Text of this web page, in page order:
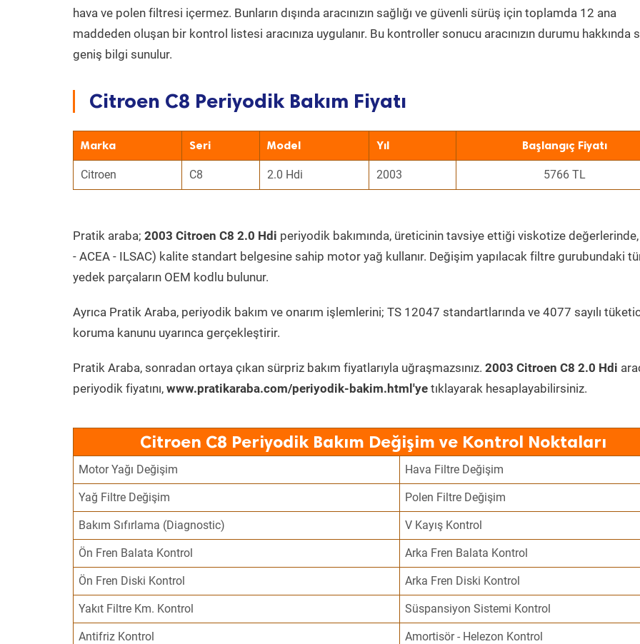
hava ve polen filtresi içermez. Bunların dışında aracınızın sağlığı ve güvenli sürüş için toplamda 12 ana
maddeden oluşan bir kontrol listesi aracınıza uygulanır. Bu kontroller sonucu aracınızın durumu hakkında
geniş bilgi sunulur.
Citroen C8 Periyodik Bakım Fiyatı
Marka Seri Model Yıl Başlangıç Fiyatı
Citroen C8 2.0 Hdi 2003 5766 TL
Pratik araba; 2003 Citroen C8 2.0 Hdi periyodik bakımında, üreticinin tavsiye ettiği viskotize
- ACEA - ILSAC) kalite standart belgesine sahip motor yağ kullanır. Değişim yapılacak filtre gurubundaki
yedek parçaların OEM kodlu bulunur.
Ayrıca Pratik Araba, periyodik bakım ve onarım işlemlerini; TS 12047 standartlarında ve 4077 sayılı
koruma kanunu uyarınca gerçekleştirir.
Pratik Araba, sonradan ortaya çıkan sürpriz bakım fiyatlarıyla uğraşmazsınız. 2003 Citroen C8 2.0 Hdi
periyodik fiyatını, www.pratikaraba.com/periyodik-bakim.html'ye tıklayarak hesaplayabilirsiniz.
Citroen C8 Periyodik Bakım Değişim ve Kontrol Noktaları
Motor Yağı Değişim Hava Filtre Değişim
Yağ Filtre Değişim Polen Filtre Değişim
Bakım Sıfırlama (Diagnostic) V Kayış Kontrol
Ön Fren Balata Kontrol Arka Fren Balata Kontrol
Ön Fren Diski Kontrol Arka Fren Diski Kontrol
Yakıt Filtre Km. Kontrol Süspansiyon Sistemi Kontrol
Antifriz Kontrol Amortisör - Helezon Kontrol